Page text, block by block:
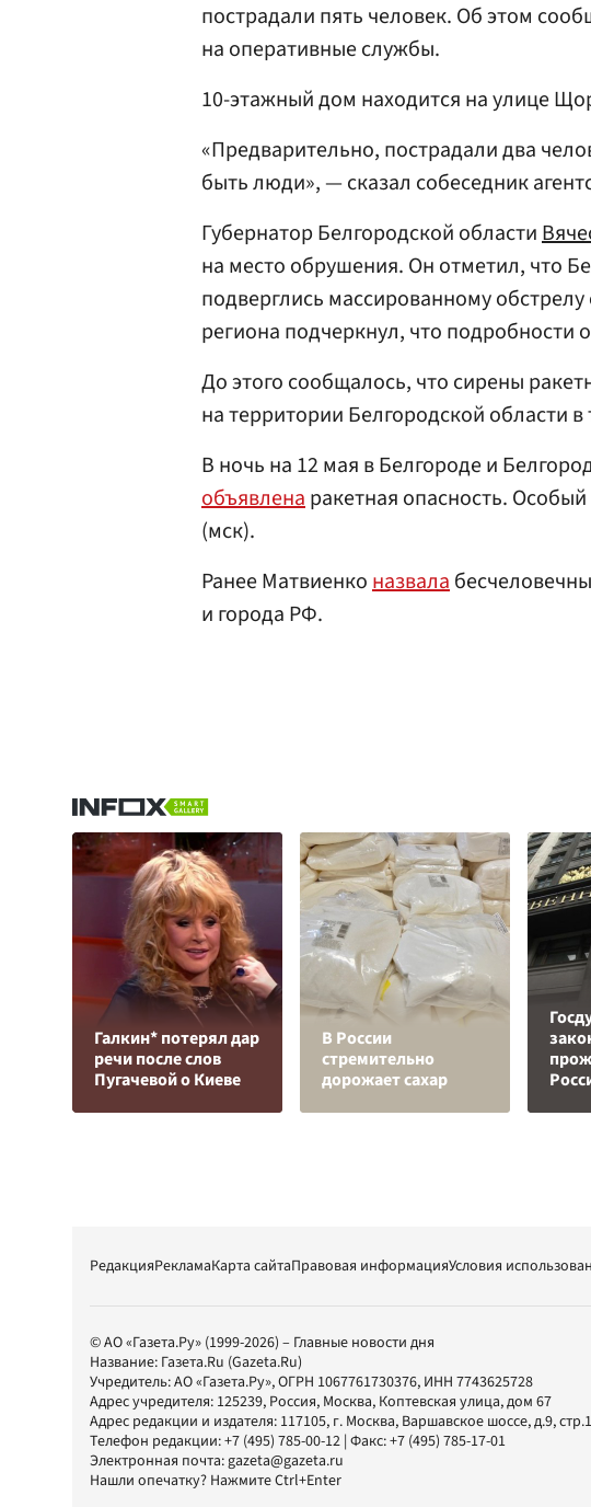
пострадали пять человек. Об этом
на оперативные службы.
10-этажный дом находится на улице
«Предварительно, пострадали два
быть люди», — сказал собеседник
Губернатор Белгородской области
на место обрушения. Он отметил, что
подверглись массированному
региона подчеркнул, что подробности
До этого сообщалось, что сирены
на территории Белгородской области в
В ночь на 12 мая в Белгороде и
объявленаракетная опасность.
(мск).
Ранее Матвиенконазвала
и города РФ.
Галкин* потерял дар
речи после слов
Пугачевой о Киеве
В России
стремительно
дорожает сахар
РедакцияРекламаКарта сайтаПравовая информацияУсловия
© АО «Газета.Ру» (1999-2026) – Главные новости дня
Название: Газета.Ru (Gazeta.Ru)
Учредитель:АО «Газета.Ру», ОГРН 1067761730376, ИНН 7743625728
Адрес учредителя: 125239, Россия, Москва, Коптевская улица, дом 67
Адрес редакции и издателя: 117105, г. Москва, Варшавское шоссе, д.9, стр.1
Телефон редакции:+7 (495) 785-00-12 | Факс:+7 (495) 785-17-01
Электронная почта:gazeta@gazeta.ru
Нашли опечатку? Нажмите Ctrl+Enter